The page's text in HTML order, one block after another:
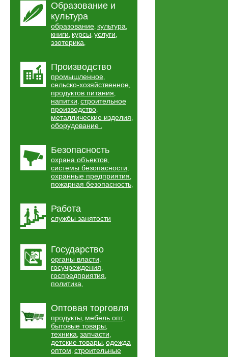
Образование и
культура
образование, культура,
книги, курсы, услуги,
эзотерика,
Производство
промышленное,
сельско-хозяйственное,
продуктов питания,
напитки, строительное
производство,
металлические изделия,
оборудование ,
Безопасность
охрана объектов,
системы безопасности,
охранные предприятия,
пожарная безопасность,
Работа
службы занятости
Государство
органы власти,
госучреждения,
госпредприятия,
политика,
Оптовая торговля
продукты, мебель опт,
бытовые товары,
техника, запчасти,
детские товары, одежда
оптом, строительные